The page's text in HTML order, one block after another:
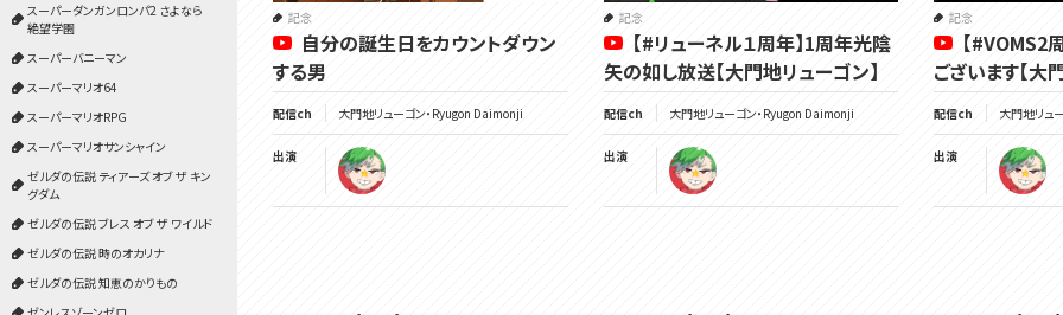
スーパーダンガンロンパ2 さよなら
絶望学園
スーパーバニーマン
スーパーマリオ64
スーパーマリオRPG
スーパーマリオサンシャイン
ゼルダの伝説 ティアーズ オブ ザ キン
グダム
ゼルダの伝説 ブレス オブ ザ ワイルド
ゼルダの伝説 時のオカリナ
ゼルダの伝説 知恵のかりもの
記念
自分の誕生日をカウントダウン
する男
配信ch 大門地リューゴン・Ryugon Daimonji
出演
記念
【#リューネル１周年】1周年光陰
矢の如し放送【大門地リューゴン】
配信ch 大門地リューゴン・Ryugon Daimonji
出演
記念
【#VOMS2
ございます【大
配信ch 大門地リュ
出演